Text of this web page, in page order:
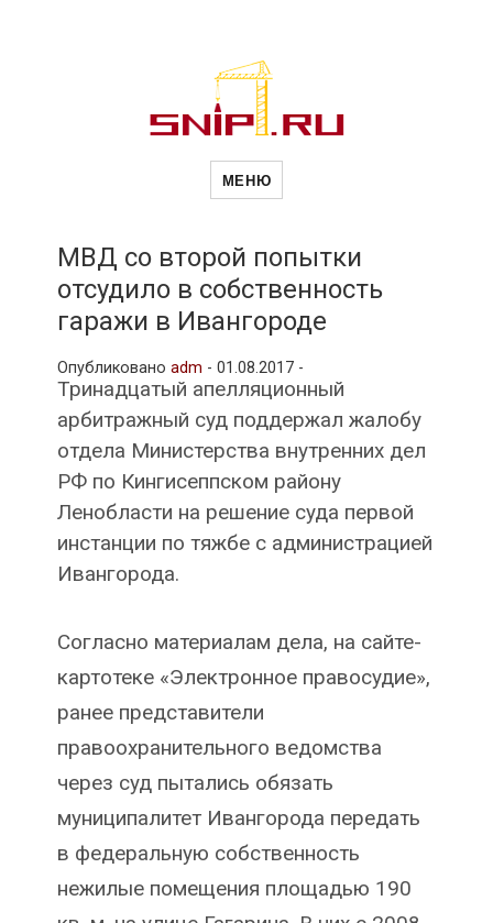
Новости
и
рубрики
МЕНЮ
МВД со второй попытки
отсудило в собственность
гаражи в Ивангороде
Опубликовано adm - 01.08.2017 -
Тринадцатый апелляционный
арбитражный суд поддержал жалобу
отдела Министерства внутренних дел
РФ по Кингисеппском району
Ленобласти на решение суда первой
инстанции по тяжбе с администрацией
Ивангорода.
Согласно материалам дела, на сайте-
картотеке «Электронное правосудие»,
ранее представители
правоохранительного ведомства
через суд пытались обязать
муниципалитет Ивангорода передать
в федеральную собственность
нежилые помещения площадью 190